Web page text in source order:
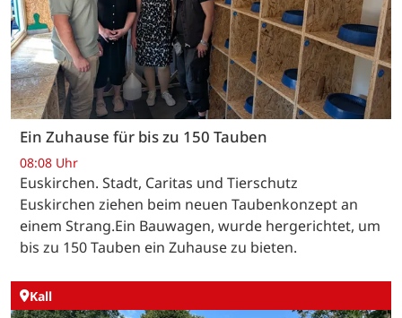
Ein Zuhause für bis zu 150 Tauben
08:08 Uhr
Euskirchen. Stadt, Caritas und Tierschutz
Euskirchen ziehen beim neuen Taubenkonzept an
einem Strang.Ein Bauwagen, wurde hergerichtet, um
bis zu 150 Tauben ein Zuhause zu bieten.
Kall